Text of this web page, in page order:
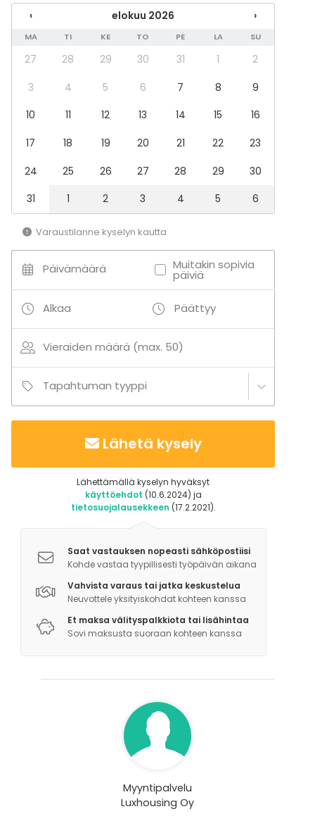
Messut
Virkistystilaisuus
Mökkireissu / retriitti
Pikkujoulut
Tilatyypit
Maatila
Terassi / Piha
Ulkotila
‹ elokuu 2026 ›
MA TI KE TO PE LA SU
27 28 29 30 31 1
2
3
4 5 6 7 8
9
10
11 12 13 14 15
16
17
18 19 20 21 22
23
24
25 26 27 28 29
30
31
1 2 3 4 5 6
Varaustilanne kyselyn kautta
Päivämäärä Muitakin sopivia
päiviä
Alkaa Päättyy
Vieraiden määrä (max. 50)
Tapahtuman tyyppi
Lähetä kysely
Lähettämällä kyselyn hyväksyt
käyttöehdot (10.6.2024) ja
tietosuojalausekkeen (17.2.2021).
Saat vastauksen nopeasti sähköpostiisi
Kohde vastaa tyypillisesti työpäivän aikana
Vahvista varaus tai jatka keskustelua
Neuvottele yksityiskohdat kohteen kanssa
Et maksa välityspalkkiota tai lisähintaa
Sovi maksusta suoraan kohteen kanssa
Myyntipalvelu
Luxhousing Oy